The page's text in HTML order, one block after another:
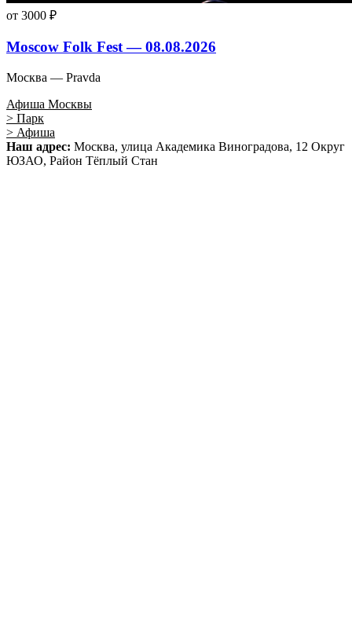
от 3000 ₽
Moscow Folk Fest — 08.08.2026
Москва — Pravda
Афиша Москвы
> Парк
> Афиша
Наш адрес: Москва, улица Академика Виноградова, 12 Округ
ЮЗАО, Район Тёплый Стан